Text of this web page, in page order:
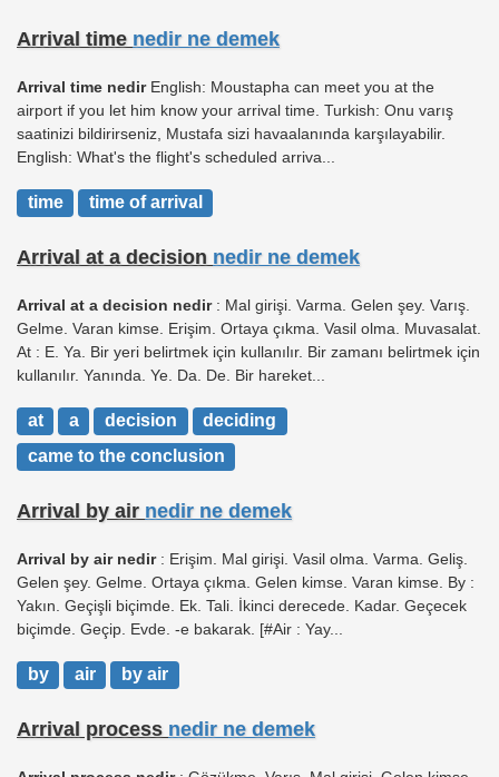
Arrival time nedir ne demek
Arrival time nedirEnglish: Moustapha can meet you at the
airport if you let him know your arrival time. Turkish: Onu varış
saatinizi bildirirseniz, Mustafa sizi havaalanında karşılayabilir.
English: What's the flight's scheduled arriva...
time time of arrival
Arrival at a decision nedir ne demek
Arrival at a decision nedir: Mal girişi. Varma. Gelen şey. Varış.
Gelme. Varan kimse. Erişim. Ortaya çıkma. Vasil olma. Muvasalat.
At : E. Ya. Bir yeri belirtmek için kullanılır. Bir zamanı belirtmek için
kullanılır. Yanında. Ye. Da. De. Bir hareket...
at a decision
deciding
came to the conclusion
Arrival by air nedir ne demek
Arrival by air nedir: Erişim. Mal girişi. Vasil olma. Varma. Geliş.
Gelen şey. Gelme. Ortaya çıkma. Gelen kimse. Varan kimse. By :
Yakın. Geçişli biçimde. Ek. Tali. İkinci derecede. Kadar. Geçecek
biçimde. Geçip. Evde. -e bakarak. [#Air : Yay...
by air by air
Arrival process nedir ne demek